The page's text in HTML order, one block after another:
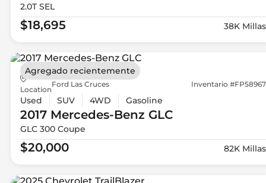
2.0T SEL
$18,695 38K Millas
Location
Ford Las Cruces Inventario #FP58967
Used SUV 4WD Gasoline
2017 Mercedes-Benz GLC
GLC 300 Coupe
$20,000 82K Millas
Agregado recientemente